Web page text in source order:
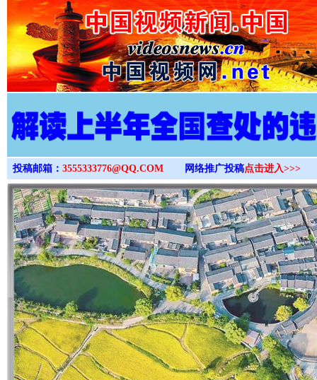
>
投稿邮箱： 3555333776@QQ.COM 网络推广投稿点击进入>>>